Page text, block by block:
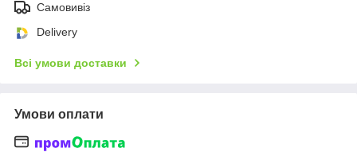
Самовивіз
Delivery
Всі умови доставки
Умови оплати